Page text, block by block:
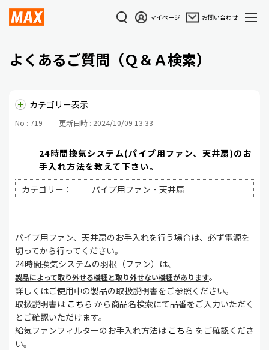
マイページ お問い合わせ
よくあるご質問（Ｑ＆Ａ検索）
カテゴリー表示
No : 719 更新日時 : 2024/10/09 13:33
24時間換気システム(パイプ用ファン、天井扇)のお
手入れ方法を教えて下さい。
カテゴリー：
パイプ用ファン・天井扇
パイプ用ファン、天井扇のお手入れを行う場合は、必ず電源を
切ってから行ってください。
24時間換気システムの羽根（ファン）は、
製品によって取り外せる機種と取り外せない機種があります。
詳しくはご使用中の製品の取扱説明書をご参照ください。
取扱説明書は こちら から商品名検索にて品番をご入力いただく
とご確認いただけます。
給気ファンフィルターのお手入れ方法は こちら をご確認くださ
い。